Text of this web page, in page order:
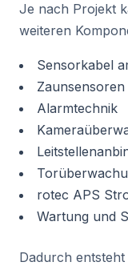
Je nach Projekt
weiteren
Sensorkabel
Zaunsensoren
Alarmtechnik
rotec APS
Wartung und
Dadurch